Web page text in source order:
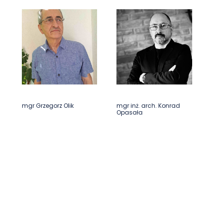
mgr Grzegorz Olik
mgr inż. arch. Konrad
Opasała